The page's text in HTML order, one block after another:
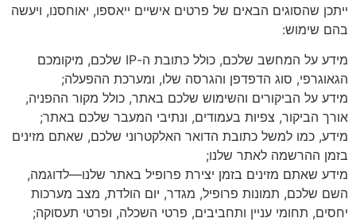
ייתכן שהסוגים הבאים של פרטים אישיים ייאספו, יאוחסנו, ויעשה
בהם שימוש:
מידע על המחשב שלכם, כולל כתובת ה-IP שלכם, מיקומכם
הגאוגרפי, סוג הדפדפן והגרסה שלו, ומערכת ההפעלה;
מידע על הביקורים והשימוש שלכם באתר, כולל מקור ההפניה,
אורך הביקור, צפיות בעמודים, ונתיבי המעבר שלכם באתר;
מידע, כמו למשל כתובת הדואר האלקטרוני שלכם, שאתם מזינים
בזמן ההרשמה לאתר שלנו;
מידע שאתם מזינים בזמן יצירת פרופיל באתר שלנו—לדוגמה,
השם שלכם, תמונות פרופיל, מגדר, יום הולדת, מצב מערכות
יחסים, תחומי עניין ותחביבים, פרטי השכלה, ופרטי תעסוקה;